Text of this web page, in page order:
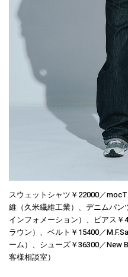
スウェットシャツ￥22000／
維（久米繊維工業）、デニムパ
インフォメーション）、ピアス￥
ラウン）、ベルト￥15400／
ーム）、シューズ￥36300／New
客様相談室）